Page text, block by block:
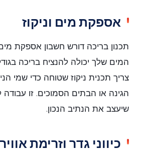
אספקת מים וניקוז
תכנון בריכה דורש חשבון אספקת
המים שלך יכולה להנציח בריכה
צריך תכנית ניקוז שטוחה כדי שמי
הגינה או הבתים הסמוכים. זו
שיעצב את הנתיב הנכון.
כיווני גדר וזרימת אוויר